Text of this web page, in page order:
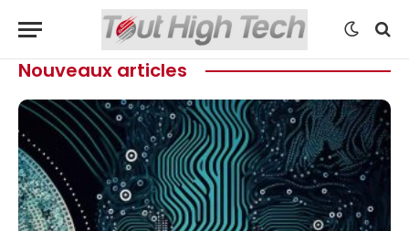
Nouveaux articles